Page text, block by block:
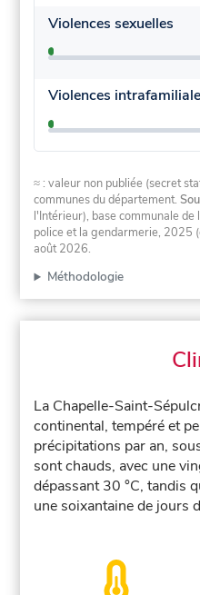
Violences sexuelles
Violences
≈ : valeur non publiée (secret
communes du département.
l'Intérieur), base communale
police et la gendarmerie, 2025
août 2026.
Méthodologie
La Chapelle-Saint-
continental, tempéré et
précipitations par an,
sont chauds, avec une
dépassant 30 °C, tandis
une soixantaine de jours